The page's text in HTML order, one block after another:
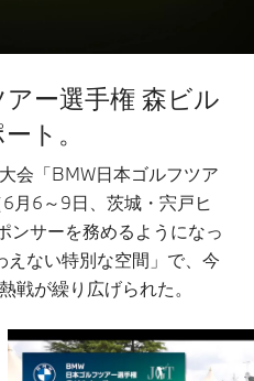
ー選手権 森ビル
ト。
会「BMW日本ゴルフツア
月6～9日、茨城・宍戸ヒ
ンサーを務めるようになっ
ない特別な空間」で、今
戦が繰り広げられた。